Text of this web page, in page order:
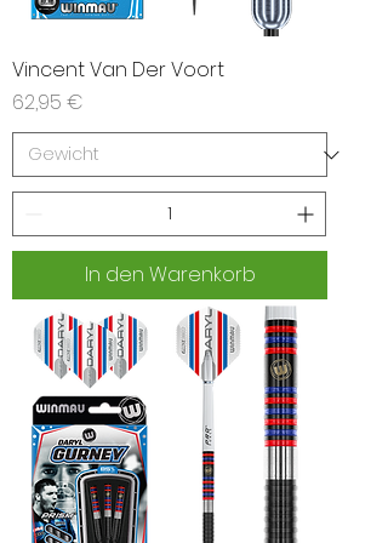
Vincent Van Der Voort
Preis
62,95 €
In den Warenkorb